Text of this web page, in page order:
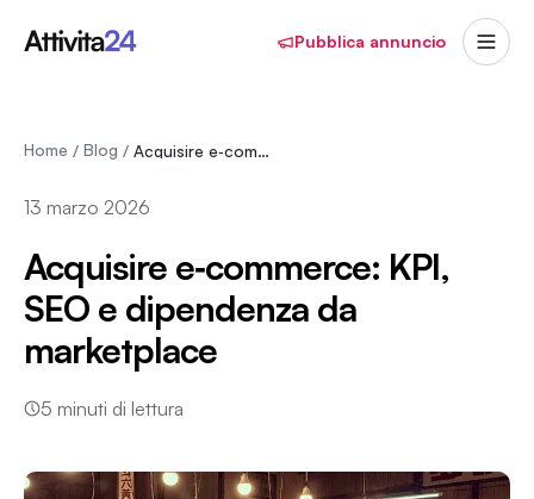
Pubblica annuncio
Home / Blog / Acquisire e‑commerce: KPI, SEO e dipendenza da…
13 marzo 2026
Acquisire e‑commerce: KPI,
SEO e dipendenza da
marketplace
5 minuti di lettura